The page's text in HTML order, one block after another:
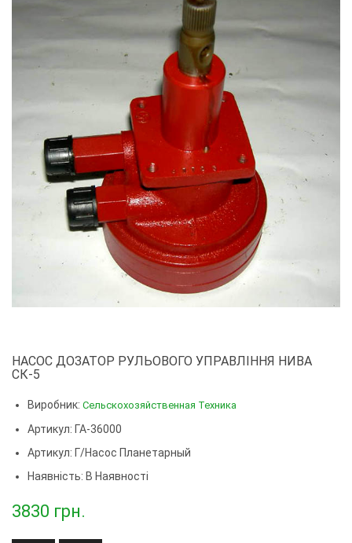
НАСОС ДОЗАТОР РУЛЬОВОГО УПРАВЛІННЯ НИВА
СК-5
Виробник: Сельскохозяйственная Техника
Артикул: ГА-36000
Артикул: Г/насос Планетарный
Наявність: В Наявності
3830 грн.